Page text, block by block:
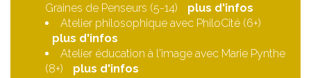
Graines de Penseurs (5-14)
plus d'infos
Atelier philosophique avec PhiloCité (6+)
plus d'infos
Atelier éducation à l'image avec Marie Pynthe
(8+)
plus d'infos